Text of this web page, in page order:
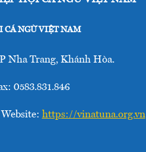
CÁ NGỪ VIỆT NAM
Nha Trang, Khánh Hòa.
0583.831.846
https://vinatuna.org.vn